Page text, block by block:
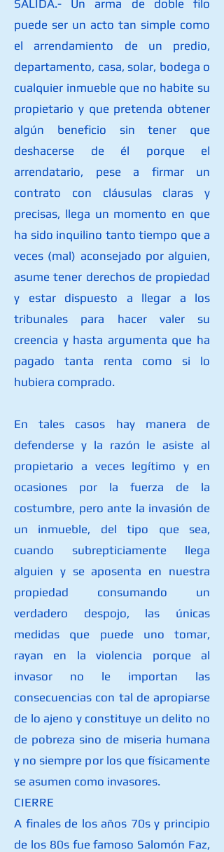
SALIDA.- Un arma de doble filo
puede ser un acto tan simple como
el arrendamiento de un predio,
departamento, casa, solar, bodega o
cualquier inmueble que no habite su
propietario y que pretenda obtener
algún beneficio sin tener que
deshacerse de él porque el
arrendatario, pese a firmar un
contrato con cláusulas claras y
precisas, llega un momento en que
ha sido inquilino tanto tiempo que a
veces (mal) aconsejado por alguien,
asume tener derechos de propiedad
y estar dispuesto a llegar a los
tribunales para hacer valer su
creencia y hasta argumenta que ha
pagado tanta renta como si lo
hubiera comprado.
En tales casos hay manera de
defenderse y la razón le asiste al
propietario a veces legítimo y en
ocasiones por la fuerza de la
costumbre, pero ante la invasión de
un inmueble, del tipo que sea,
cuando subrepticiamente llega
alguien y se aposenta en nuestra
propiedad consumando un
verdadero despojo, las únicas
medidas que puede uno tomar,
rayan en la violencia porque al
invasor no le importan las
consecuencias con tal de apropiarse
de lo ajeno y constituye un delito no
de pobreza sino de miseria humana
y no siempre por los que físicamente
se asumen como invasores.
CIERRE
A finales de los años 70s y principio
de los 80s fue famoso Salomón Faz,